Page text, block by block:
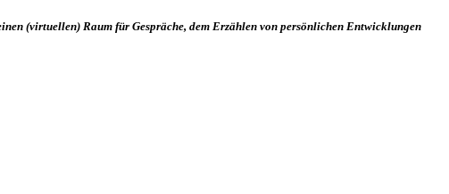
(virtuellen) Raum für Gespräche, dem Erzählen von persönlichen Entwicklungen